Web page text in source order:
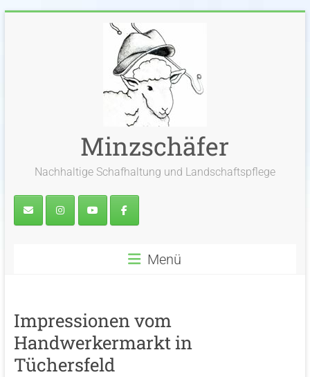
Minzschäfer
Nachhaltige Schafhaltung und Landschaftspflege
Menü
Impressionen vom
Handwerkermarkt in
Tüchersfeld